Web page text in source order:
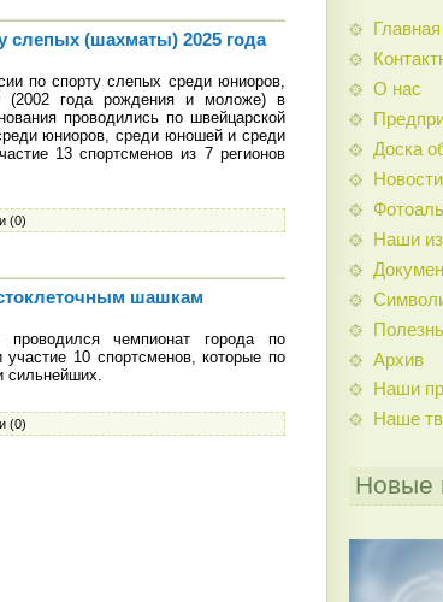
слепых (шахматы) 2025 года
по спорту слепых среди юниоров,
года рождения и моложе) в
проводились по швейцарской
юниоров, среди юношей и среди
13 спортсменов из 7 регионов
(0)
шашкам
чемпионат города по
10 спортсменов, которые по
сильнейших.
(0)
О нас
Доска
Наши
Архив
Наши
Наше
Новые